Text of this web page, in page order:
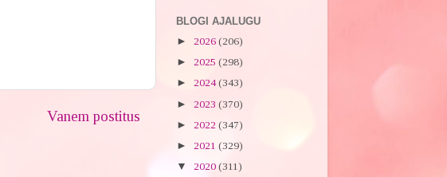
Vanem postitus
BLOGI AJALUGU
► 2026 (206)
► 2025 (298)
► 2024(343)
► 2023 (370)
► 2022 (347)
► 2021 (329)
▼ 2020 (311)